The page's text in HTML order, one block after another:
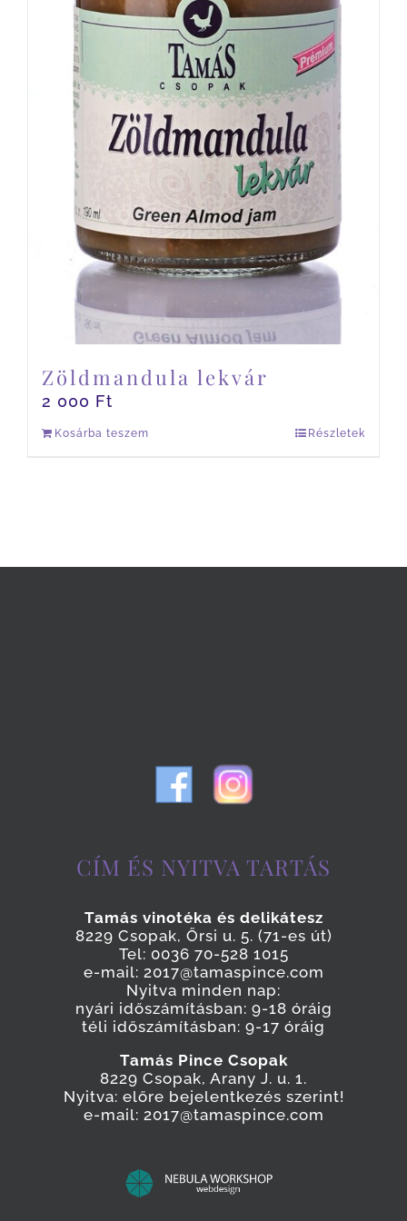
Zöldmandula lekvár
2 000 Ft
Kosárba teszem Részletek
CÍM ÉS NYITVA TARTÁS
Tamás vinotéka és delikátesz
8229 Csopak, Őrsi u. 5. (71-es út)
Tel: 0036 70-528 1015
e-mail: 2017@tamaspince.com
Nyitva minden nap:
nyári időszámításban: 9-18 óráig
téli időszámításban: 9-17 óráig
Tamás Pince Csopak
8229 Csopak, Arany J. u. 1.
Nyitva: előre bejelentkezés szerint!
e-mail: 2017@tamaspince.com